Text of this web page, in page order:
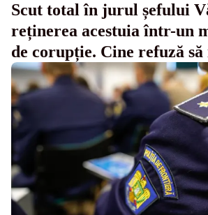
Scut total în jurul șefului
reținerea acestuia într-un
de corupție. Cine refuză